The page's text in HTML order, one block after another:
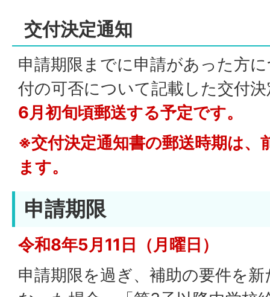
交付決定通知
申請期限までに申請があった方
付の可否について記載した交付
6月初旬頃郵送する予定です。
※交付決定通知書の郵送時期は、
ます。
申請期限
令和8年5月11日（月曜日）
申請期限を過ぎ、補助の要件を